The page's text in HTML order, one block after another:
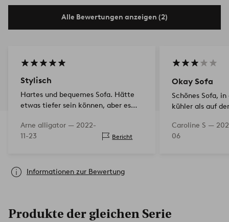
Alle Bewertungen anzeigen (2)
Stylisch
Hartes und bequemes Sofa. Hätte
etwas tiefer sein können, aber es
dem Podium ist es eine Kanone.
Haben aber Angst, dass es zu schnell
Arne alligator — 2022-
11-23
Bericht
Okay Sofa
Schönes Sofa, in
kühler als auf
schade ist in
Caroline S —
06
Informationen zur Bewertung
Produkte der gleichen Serie